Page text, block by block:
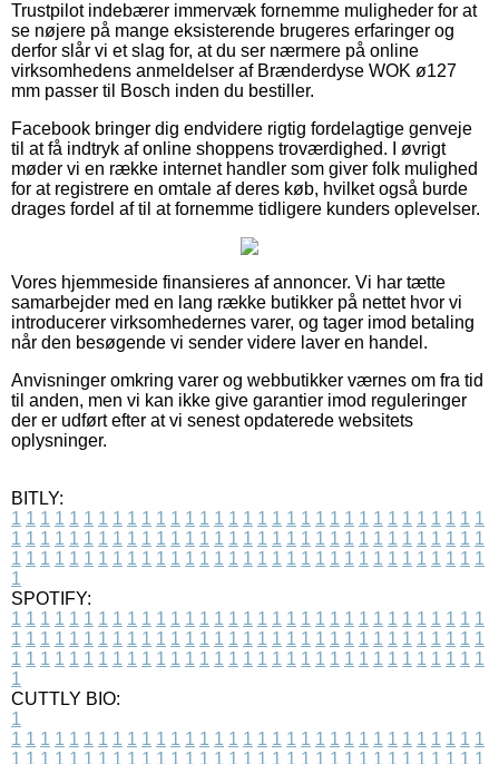
Trustpilot indebærer immervæk fornemme muligheder for at
se nøjere på mange eksisterende brugeres erfaringer og
derfor slår vi et slag for, at du ser nærmere på online
virksomhedens anmeldelser af Brænderdyse WOK ø127
mm passer til Bosch inden du bestiller.
Facebook bringer dig endvidere rigtig fordelagtige genveje
til at få indtryk af online shoppens troværdighed. I øvrigt
møder vi en række internet handler som giver folk mulighed
for at registrere en omtale af deres køb, hvilket også burde
drages fordel af til at fornemme tidligere kunders oplevelser.
Vores hjemmeside finansieres af annoncer. Vi har tætte
samarbejder med en lang række butikker på nettet hvor vi
introducerer virksomhedernes varer, og tager imod betaling
når den besøgende vi sender videre laver en handel.
Anvisninger omkring varer og webbutikker værnes om fra tid
til anden, men vi kan ikke give garantier imod reguleringer
der er udført efter at vi senest opdaterede websitets
oplysninger.
BITLY:
1 1 1 1 1 1 1 1 1 1 1 1 1 1 1 1 1 1 1 1 1 1 1 1 1 1 1 1 1 1 1 1 1
1 1 1 1 1 1 1 1 1 1 1 1 1 1 1 1 1 1 1 1 1 1 1 1 1 1 1 1 1 1 1 1 1
1 1 1 1 1 1 1 1 1 1 1 1 1 1 1 1 1 1 1 1 1 1 1 1 1 1 1 1 1 1 1 1 1
1
SPOTIFY:
1 1 1 1 1 1 1 1 1 1 1 1 1 1 1 1 1 1 1 1 1 1 1 1 1 1 1 1 1 1 1 1 1
1 1 1 1 1 1 1 1 1 1 1 1 1 1 1 1 1 1 1 1 1 1 1 1 1 1 1 1 1 1 1 1 1
1 1 1 1 1 1 1 1 1 1 1 1 1 1 1 1 1 1 1 1 1 1 1 1 1 1 1 1 1 1 1 1 1
1
CUTTLY BIO:
1
1 1 1 1 1 1 1 1 1 1 1 1 1 1 1 1 1 1 1 1 1 1 1 1 1 1 1 1 1 1 1 1 1
1 1 1 1 1 1 1 1 1 1 1 1 1 1 1 1 1 1 1 1 1 1 1 1 1 1 1 1 1 1 1 1 1